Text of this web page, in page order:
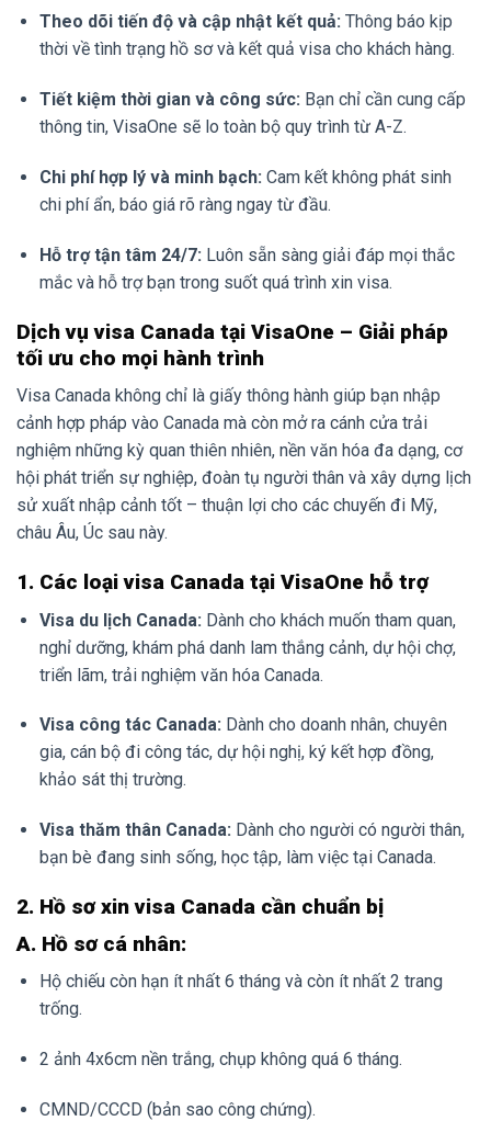
Theo dõi tiến độ và cập nhật kết quả: Thông báo kịp
thời về tình trạng hồ sơ và kết quả visa cho khách hàng.
Tiết kiệm thời gian và công sức: Bạn chỉ cần cung cấp
thông tin, VisaOne sẽ lo toàn bộ quy trình từ A-Z.
Chi phí hợp lý và minh bạch: Cam kết không phát sinh
chi phí ẩn, báo giá rõ ràng ngay từ đầu.
Hỗ trợ tận tâm 24/7: Luôn sẵn sàng giải đáp mọi thắc
mắc và hỗ trợ bạn trong suốt quá trình xin visa.
Dịch vụ visa Canada tại VisaOne – Giải pháp
tối ưu cho mọi hành trình
Visa Canada không chỉ là giấy thông hành giúp bạn nhập
cảnh hợp pháp vào Canada mà còn mở ra cánh cửa trải
nghiệm những kỳ quan thiên nhiên, nền văn hóa đa dạng, cơ
hội phát triển sự nghiệp, đoàn tụ người thân và xây dựng lịch
sử xuất nhập cảnh tốt – thuận lợi cho các chuyến đi Mỹ,
châu Âu, Úc sau này.
1. Các loại visa Canada tại VisaOne hỗ trợ
Visa du lịch Canada: Dành cho khách muốn tham quan,
nghỉ dưỡng, khám phá danh lam thắng cảnh, dự hội chợ,
triển lãm, trải nghiệm văn hóa Canada.
Visa công tác Canada: Dành cho doanh nhân, chuyên
gia, cán bộ đi công tác, dự hội nghị, ký kết hợp đồng,
khảo sát thị trường.
Visa thăm thân Canada: Dành cho người có người thân,
bạn bè đang sinh sống, học tập, làm việc tại Canada.
2. Hồ sơ xin visa Canada cần chuẩn bị
A. Hồ sơ cá nhân:
Hộ chiếu còn hạn ít nhất 6 tháng và còn ít nhất 2 trang
trống.
2 ảnh 4x6cm nền trắng, chụp không quá 6 tháng.
CMND/CCCD (bản sao công chứng).